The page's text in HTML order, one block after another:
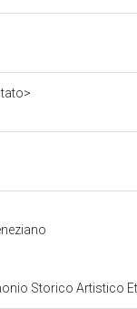
e per il Polo